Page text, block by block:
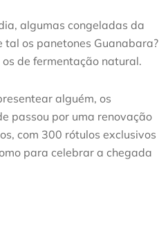
algumas congeladas da
os panetones Guanabara?
de fermentação natural.
alguém, os
passou por uma renovação
com 300 rótulos exclusivos
para celebrar a chegada